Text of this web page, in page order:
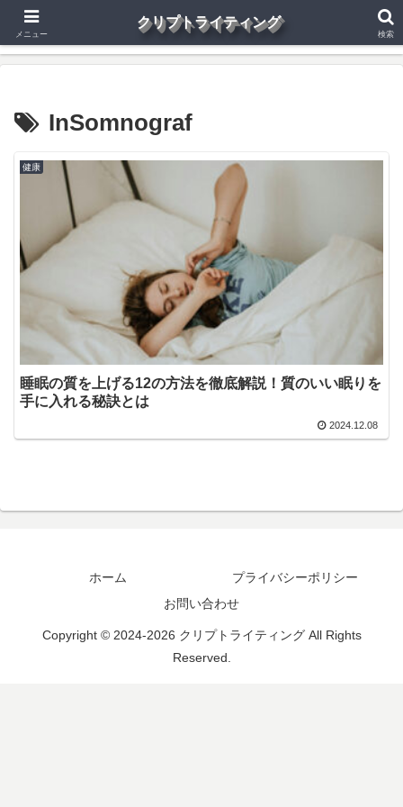
仮想通貨 投資 副業 その他
InSomnograf
健康
睡眠の質を上げる12の方法を徹底解説！質のいい眠りを
手に入れる秘訣とは
2024.12.08
ホーム
プライバシーポリシー
お問い合わせ
Copyright © 2024-2026 クリプトライティング All Rights
Reserved.
メニュー
クリプトライティング
検索